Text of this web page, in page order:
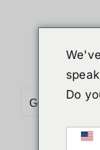
Go to...
Sort
Do